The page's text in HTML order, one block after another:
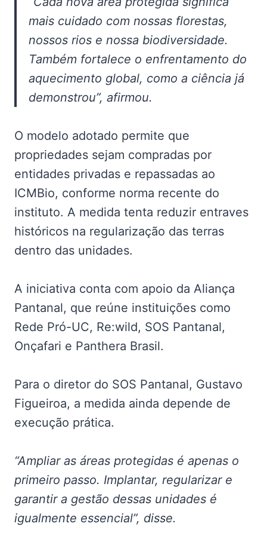
mais cuidado com nossas florestas,
nossos rios e nossa biodiversidade.
Também fortalece o enfrentamento do
aquecimento global, como a ciência já
demonstrou”, afirmou.
O modelo adotado permite que
propriedades sejam compradas por
entidades privadas e repassadas ao
ICMBio, conforme norma recente do
instituto. A medida tenta reduzir entraves
históricos na regularização das terras
dentro das unidades.
A iniciativa conta com apoio da Aliança
Pantanal, que reúne instituições como
Rede Pró-UC, Re:wild, SOS Pantanal,
Onçafari e Panthera Brasil.
Para o diretor do SOS Pantanal, Gustavo
Figueiroa, a medida ainda depende de
execução prática.
“Ampliar as áreas protegidas é apenas o
primeiro passo. Implantar, regularizar e
garantir a gestão dessas unidades é
igualmente essencial”, disse.